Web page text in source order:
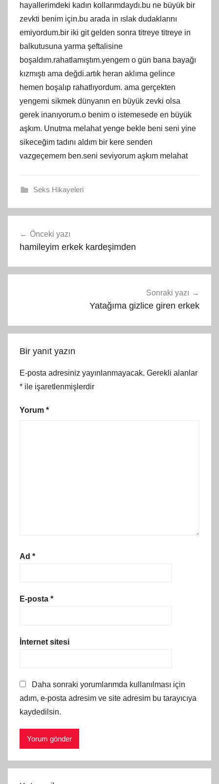
hayallerimdeki kadın kollarımdaydı.bu ne büyük bir
zevkti benim için.bu arada in ıslak dudaklarını
emiyordum.bir iki git gelden sonra titreye titreye in
balkutusuna yarma şeftalisine
boşaldım.rahatlamıştım.yengem o gün bana bayağı
kızmıştı ama değdi.artık heran aklıma gelince
hemen boşalıp rahatlıyordum. ama gerçekten
yengemi sikmek dünyanın en büyük zevki olsa
gerek inanıyorum.o benim o istemesede en büyük
aşkım. Unutma melahat yenge bekle beni seni yine
sikeceğim tadını aldım bir kere senden
vazgeçemem ben.seni seviyorum aşkım melahat
Seks Hikayeleri
gezinmesi
Önceki yazı
hamileyim erkek kardeşimden
Sonraki yazı
Yatağıma gizlice giren erkek
Bir yanıt yazın
E-posta adresiniz yayınlanmayacak. Gerekli alanlar
* ile işaretlenmişlerdir
Yorum *
Ad *
E-posta *
İnternet sitesi
Daha sonraki yorumlarımda kullanılması için
adım, e-posta adresim ve site adresim bu tarayıcıya
kaydedilsin.